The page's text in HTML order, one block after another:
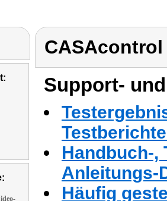
CASAcontrol
Support-
Handbuch-,
Anleitungs-
Häufig